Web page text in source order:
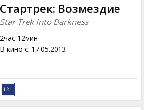
Стартрек: Возмездие
Star Trek Into Darkness
2час 12мин
В кино с: 17.05.2013